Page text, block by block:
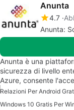
Anunta
4.7
Anunta:
Anunta è una
sicurezza di livello
Azure, consente
Relazioni Per Android
Windows 10 Gratis Per